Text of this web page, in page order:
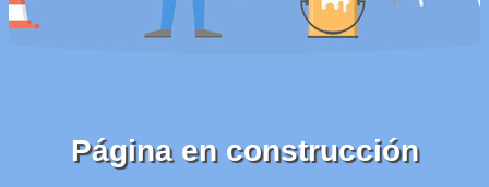
Página en construcción